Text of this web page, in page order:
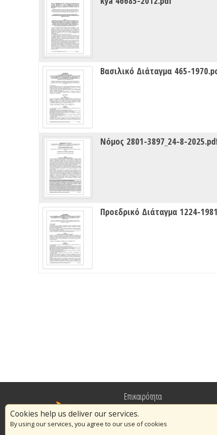
Βασιλικό Διάταγμα 465-
Νόμος 2801-3897_24-8-
Προεδρικό Διάταγμα 1224-
Cookies help us deliver our services.
By using our services, you agree to our use of cookies
Επικαιρότητα
Πυρασφάλεια